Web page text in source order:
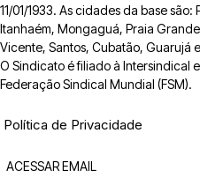
11/01/1933. As cidades da base são:
Itanhaém, Mongaguá, Praia
Vicente, Santos, Cubatão, Guarujá
O Sindicato é filiado à Intersindical
Federação Sindical Mundial (FSM).
Política de Privacidade
ACESSAR EMAIL